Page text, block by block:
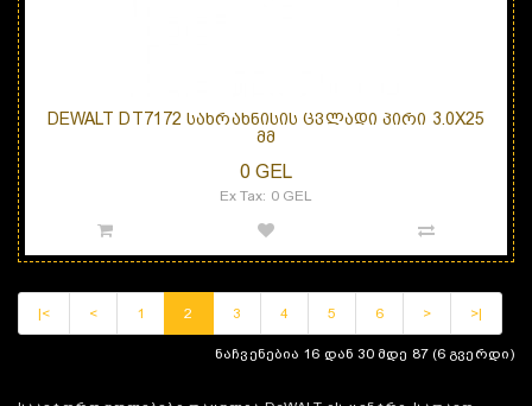
DEWALT DT7172 ᲡᲐᲮᲠᲐᲮᲜᲘᲡᲘᲡ ᲪᲕᲚᲐᲓᲘ ᲞᲘᲠᲘ 3.0X25
ᲛᲛ
0 GEL
Ex Tax: 0 GEL
|< < 1 2 3 4 5 6 > >|
ნაჩვენებია 16 დან 30 მდე 87 (6 გვერდი)